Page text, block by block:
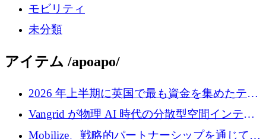
モビリティ
未分類
アイテム /apoapo/
2026 年上半期に英国で最も資金を集めたテク
ノロジー企業
Vangrid が物理 AI 時代の分散型空間インテリ
ジェンス ネットワークを構築するために 900
Mobilize、戦略的パートナーシップを通じて通